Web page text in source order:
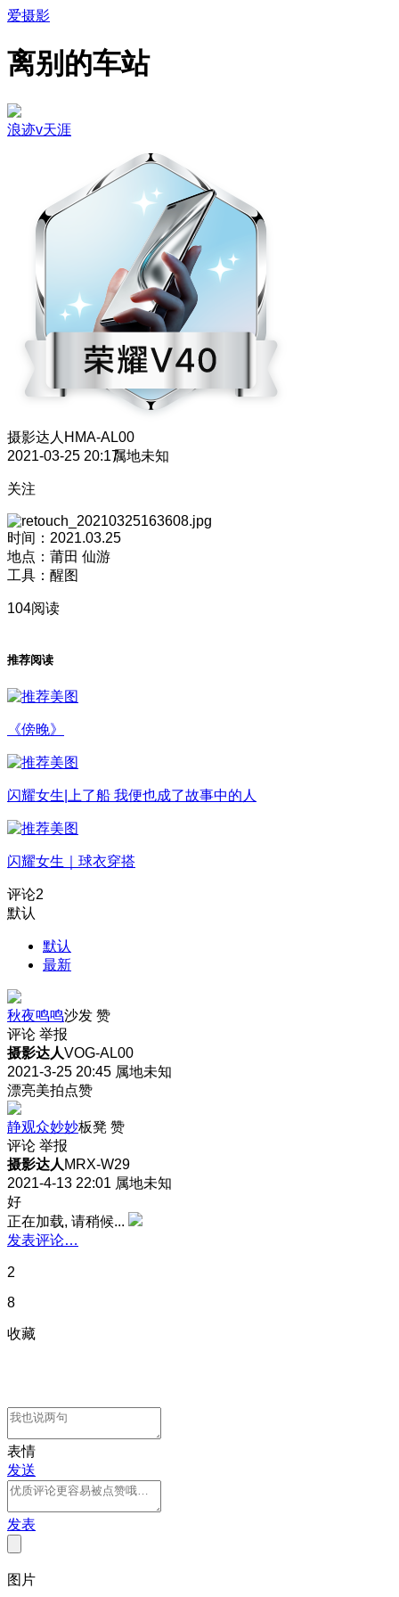
爱摄影
离别的车站
浪迹v天涯
摄影达人 HMA-AL00
2021-03-25 20:17属地未知
关注
时间：2021.03.25
地点：莆田 仙游
工具：醒图
104阅读
推荐阅读
《傍晚》
闪耀女生|上了船 我便也成了故事中的人
闪耀女生｜球衣穿搭
评论2
默认
默认
最新
秋夜鸣鸣沙发 赞
评论 举报
摄影达人VOG-AL00
2021-3-25 20:45 属地未知
漂亮美拍点赞
静观众妙妙板凳 赞
评论 举报
摄影达人 MRX-W29
2021-4-13 22:01 属地未知
好
正在加载, 请稍候...
发表评论…
2
8
收藏
表情
发送
发表
图片